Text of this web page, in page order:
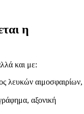
η
και με:
λευκών αιμοσφαιρίων,
αξονική